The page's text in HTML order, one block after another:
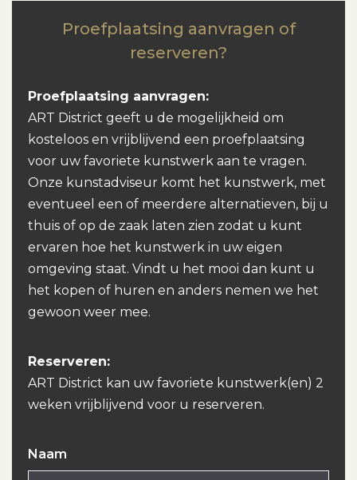
Proefplaatsing aanvragen of
reserveren?
Proefplaatsing aanvragen:
ART District geeft u de mogelijkheid om
kosteloos en vrijblijvend een proefplaatsing
voor uw favoriete kunstwerk aan te vragen.
Onze kunstadviseur komt het kunstwerk, met
eventueel een of meerdere alternatieven, bij u
thuis of op de zaak laten zien zodat u kunt
ervaren hoe het kunstwerk in uw eigen
omgeving staat. Vindt u het mooi dan kunt u
het kopen of huren en anders nemen we het
gewoon weer mee.
Reserveren:
ART District kan uw favoriete kunstwerk(en) 2
weken vrijblijvend voor u reserveren.
Naam